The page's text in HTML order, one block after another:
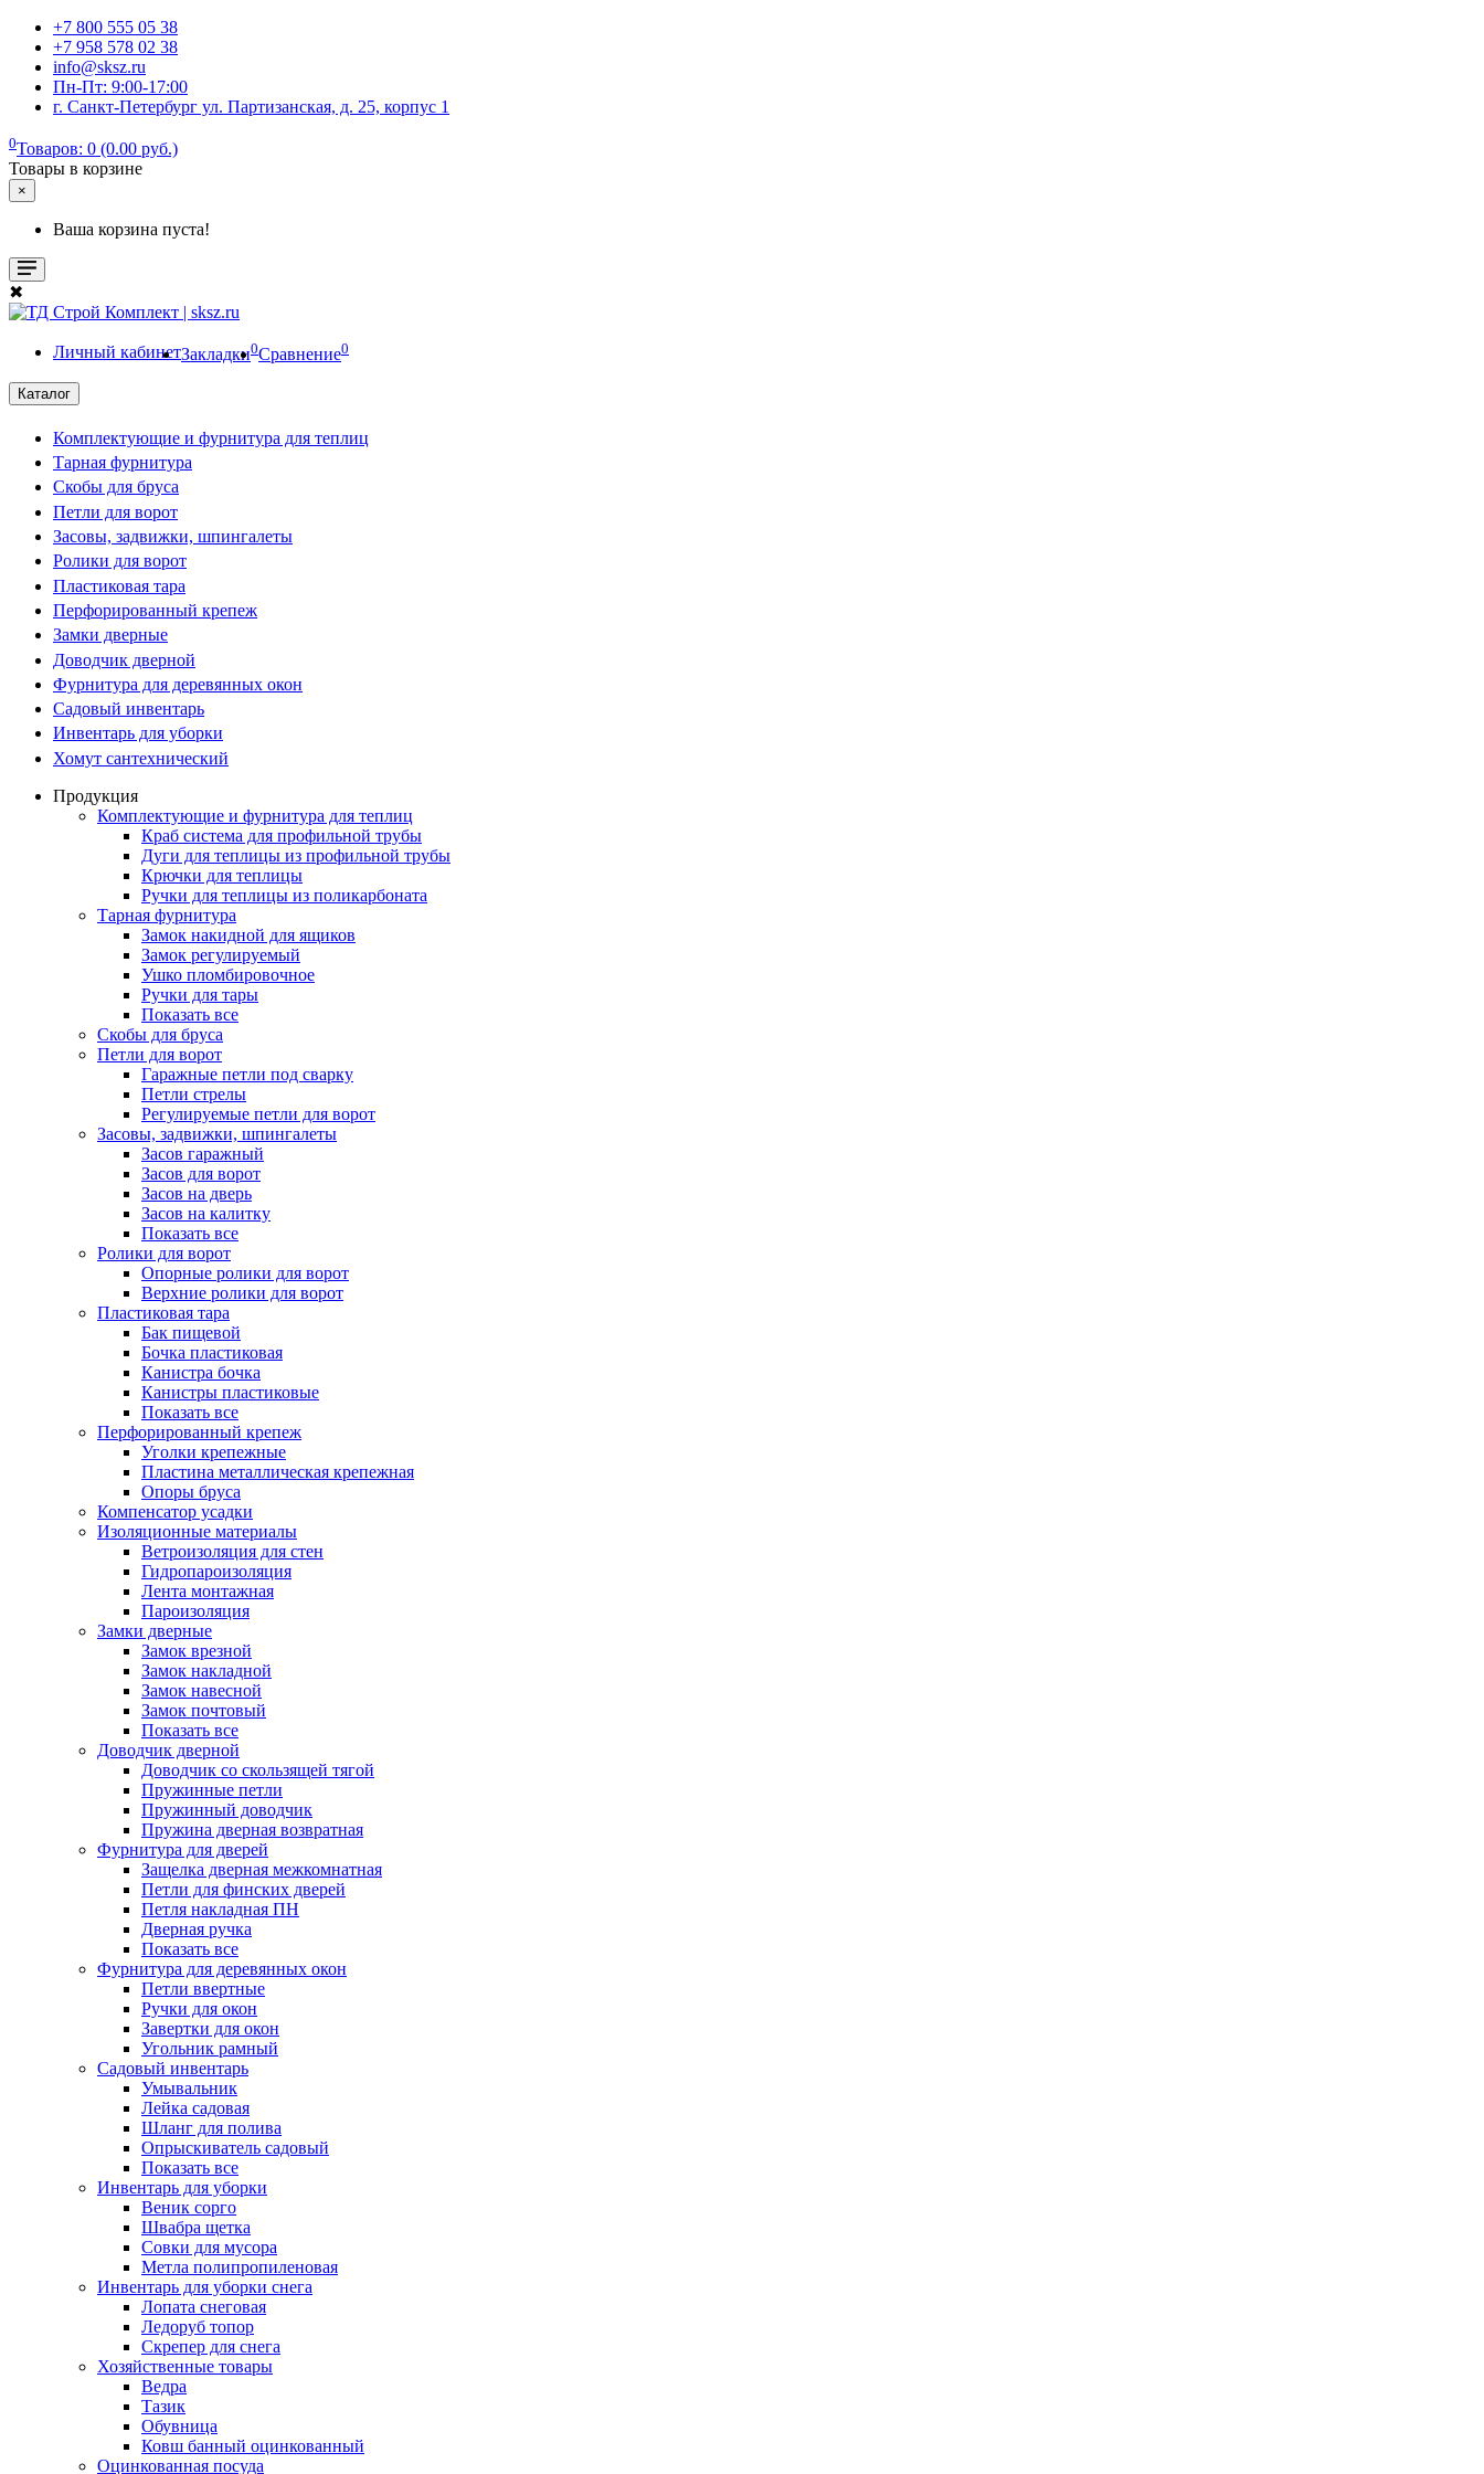
+7 800 555 05 38
+7 958 578 02 38
info@sksz.ru
Пн-Пт: 9:00-17:00
г. Санкт-Петербург ул. Партизанская, д. 25, корпус 1
0Товаров: 0 (0.00 руб.)
Товары в корзине
×
Ваша корзина пуста!
✖
Личный кабинетЗакладки0Сравнение0
Каталог
Комплектующие и фурнитура для теплиц
Тарная фурнитура
Скобы для бруса
Петли для ворот
Засовы, задвижки, шпингалеты
Ролики для ворот
Пластиковая тара
Перфорированный крепеж
Замки дверные
Доводчик дверной
Фурнитура для деревянных окон
Садовый инвентарь
Инвентарь для уборки
Хомут сантехнический
Продукция
Комплектующие и фурнитура для теплиц
Краб система для профильной трубы
Дуги для теплицы из профильной трубы
Крючки для теплицы
Ручки для теплицы из поликарбоната
Тарная фурнитура
Замок накидной для ящиков
Замок регулируемый
Ушко пломбировочное
Ручки для тары
Показать все
Скобы для бруса
Петли для ворот
Гаражные петли под сварку
Петли стрелы
Регулируемые петли для ворот
Засовы, задвижки, шпингалеты
Засов гаражный
Засов для ворот
Засов на дверь
Засов на калитку
Показать все
Ролики для ворот
Опорные ролики для ворот
Верхние ролики для ворот
Пластиковая тара
Бак пищевой
Бочка пластиковая
Канистра бочка
Канистры пластиковые
Показать все
Перфорированный крепеж
Уголки крепежные
Пластина металлическая крепежная
Опоры бруса
Компенсатор усадки
Изоляционные материалы
Ветроизоляция для стен
Гидропароизоляция
Лента монтажная
Пароизоляция
Замки дверные
Замок врезной
Замок накладной
Замок навесной
Замок почтовый
Показать все
Доводчик дверной
Доводчик со скользящей тягой
Пружинные петли
Пружинный доводчик
Пружина дверная возвратная
Фурнитура для дверей
Защелка дверная межкомнатная
Петли для финских дверей
Петля накладная ПН
Дверная ручка
Показать все
Фурнитура для деревянных окон
Петли ввертные
Ручки для окон
Завертки для окон
Угольник рамный
Садовый инвентарь
Умывальник
Лейка садовая
Шланг для полива
Опрыскиватель садовый
Показать все
Инвентарь для уборки
Веник сорго
Швабра щетка
Совки для мусора
Метла полипропиленовая
Инвентарь для уборки снега
Лопата снеговая
Ледоруб топор
Скрепер для снега
Хозяйственные товары
Ведра
Тазик
Обувница
Ковш банный оцинкованный
Оцинкованная посуда